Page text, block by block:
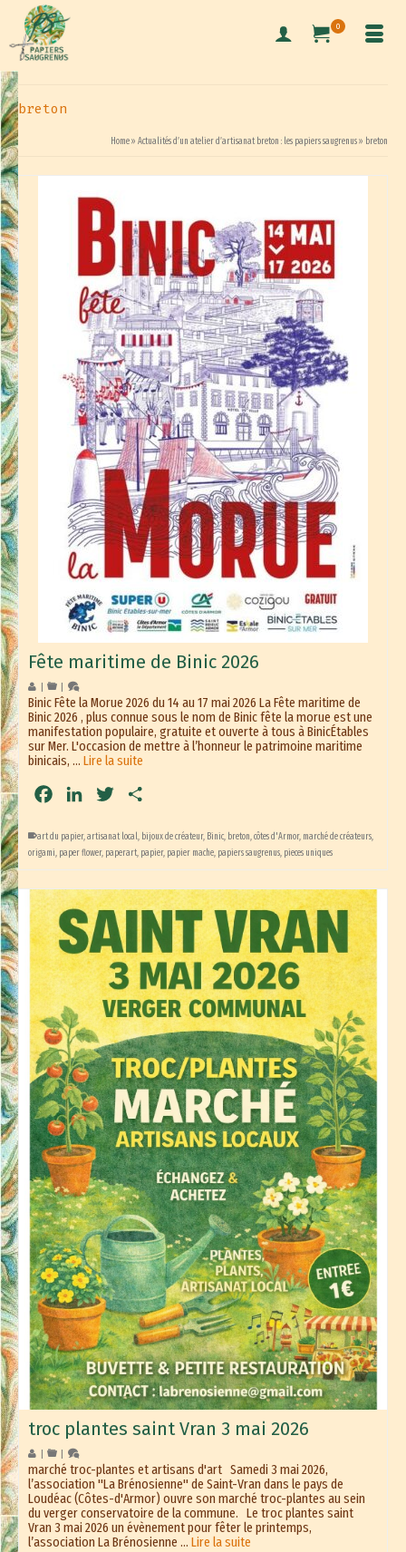
0
breton
Home» Actualités d’un atelier d’artisanat breton : les papiers saugrenus» breton
Fête maritime de Binic 2026
Binic Fête la Morue 2026 du 14 au 17 mai 2026 La Fête maritime de
Binic 2026 , plus connue sous le nom de Binic fête la morue est une
manifestation populaire, gratuite et ouverte à tous à BinicÉtables
sur Mer. L'occasion de mettre à l’honneur le patrimoine maritime
binicais, … Lire la suite
FacebookLinkedInTwitter
art du papier,artisanat local, bijoux de créateur, Binic, breton,côtes d'Armor, marché de créateurs,
origami, paper flower, paperart, papier, papier mache, papiers saugrenus, pieces uniques
troc plantes saint Vran 3 mai 2026
marché troc-plantes et artisans d'art Samedi 3 mai 2026,
l’association "La Brénosienne" de Saint-Vran dans le pays de
Loudéac (Côtes-d'Armor) ouvre son marché troc-plantes au sein
du verger conservatoire de la commune. Le troc plantes saint
Vran 3 mai 2026 un évènement pour fêter le printemps,
l’association La Brénosienne … Lire la suite